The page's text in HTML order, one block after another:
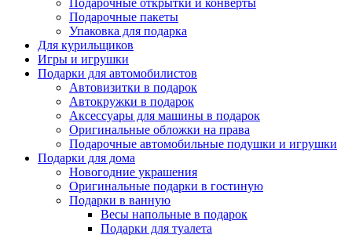
Подарочные открытки и конверты
Подарочные пакеты
Упаковка для подарка
Для курильщиков
Игры и игрушки
Подарки для автомобилистов
Автовизитки в подарок
Автокружки в подарок
Аксессуары для машины в подарок
Оригинальные обложки на права
Подарочные автомобильные подушки и игрушки
Подарки для дома
Новогодние украшения
Оригинальные подарки в гостиную
Подарки в ванную
Весы напольные в подарок
Подарки для туалета